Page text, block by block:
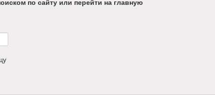
по сайту или перейти на главную